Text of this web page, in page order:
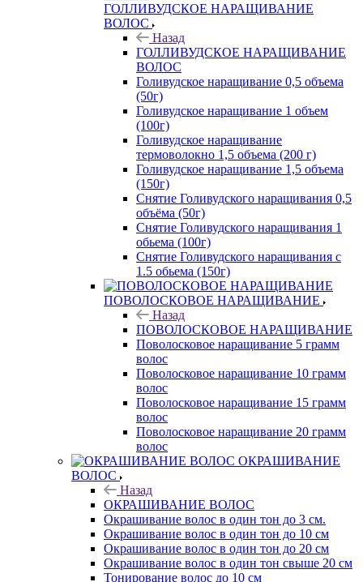
ГОЛЛИВУДСКОЕ НАРАЩИВАНИЕ
ВОЛОС
Назад
ГОЛЛИВУДСКОЕ НАРАЩИВАНИЕ
ВОЛОС
Голивудское наращивание 0,5 объема
(50г)
Голивудское наращивание 1 объем
(100г)
Голивудское наращивание
термоволокно 1,5 объема (200 г)
Голивудское наращивание 1,5 объема
(150г)
Снятие Голивудского наращивания 0,5
объёма (50г)
Снятие Голивудского наращивания 1
обьема (100г)
Снятие Голивудского наращивания с
1.5 обьема (150г)
ПОВОЛОСКОВОЕ НАРАЩИВАНИЕ
Назад
ПОВОЛОСКОВОЕ НАРАЩИВАНИЕ
Поволосковое наращивание 5 грамм
волос
Поволосковое наращивание 10 грамм
волос
Поволосковое наращивание 15 грамм
волос
Поволосковое наращивание 20 грамм
волос
ОКРАШИВАНИЕ
ВОЛОС
Назад
ОКРАШИВАНИЕ ВОЛОС
Окрашивание волос в один тон до 3 см.
Окрашивание волос в один тон до 10 см
Окрашивание волос в один тон до 20 см
Окрашивание волос в один тон свыше 20 см
Тонирование волос до 10 см